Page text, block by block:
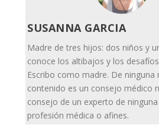
SUSANNA GARCIA
Madre de tres hijos: dos niños y
conoce los altibajos y los
Escribo como madre. De ninguna
contenido es un consejo médico
consejo de un experto de
profesión médica o afines.